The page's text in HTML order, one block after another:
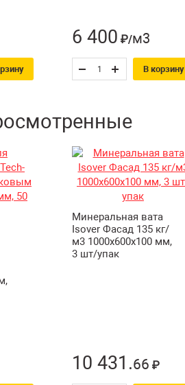
6 400 ₽/м3
В корзину
Минеральная вата
Isover Фасад 135 кг/
м3 1000х600х100 мм,
3 шт/упак
10 431 .66 ₽